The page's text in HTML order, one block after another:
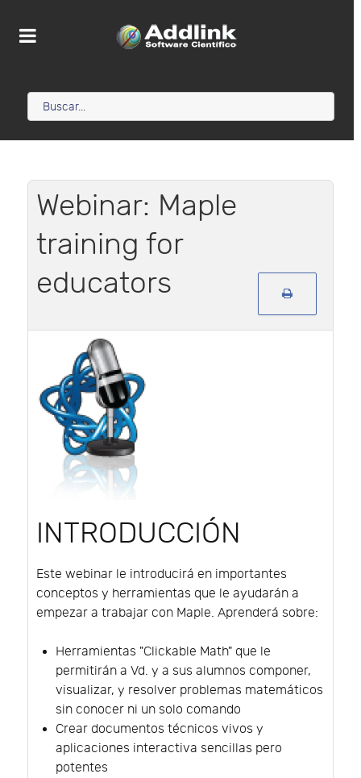
Webinar: Maple
training for
educators
INTRODUCCIÓN
Este webinar le introducirá en importantes
conceptos y herramientas que le ayudarán a
empezar a trabajar con Maple. Aprenderá sobre:
Herramientas "Clickable Math" que le
permitirán a Vd. y a sus alumnos componer,
visualizar, y resolver problemas matemáticos
sin conocer ni un solo comando
Crear documentos técnicos vivos y
aplicaciones interactiva sencillas pero
potentes